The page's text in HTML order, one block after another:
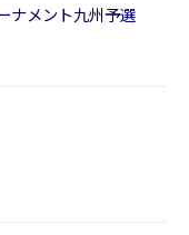
ナメント九州予選